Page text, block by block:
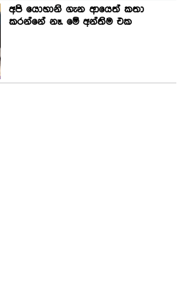
අපි යොහානි ගැන ආයෙත් කතා
කරන්නේ නෑ. මේ අන්තිම එක